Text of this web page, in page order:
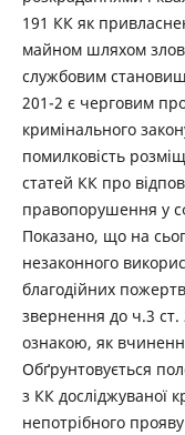
191 КК як
майном шляхом
службовим
201-2 є черговим
кримінального
помилковість
статей КК про
правопорушення у
Показано, що на
незаконного
благодійних
звернення до ч.3
ознакою, як
Обґрунтовується
з КК досліджуваної
непотрібного